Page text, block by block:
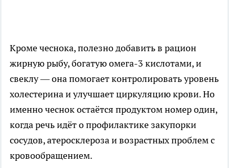
Кроме чеснока, полезно добавить в рацион
жирную рыбу, богатую омега-3 кислотами, и
свеклу — она помогает контролировать уровень
холестерина и улучшает циркуляцию крови. Но
именно чеснок остаётся продуктом номер один,
когда речь идёт о профилактике закупорки
сосудов, атеросклероза и возрастных проблем с
кровообращением.